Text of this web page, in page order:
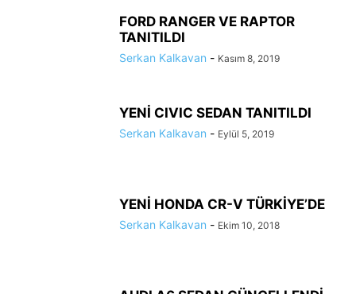
FORD RANGER VE RAPTOR
TANITILDI
Serkan Kalkavan - Kasım 8, 2019
YENİ CIVIC SEDAN TANITILDI
Serkan Kalkavan - Eylül 5, 2019
YENİ HONDA CR-V TÜRKİYE’DE
Serkan Kalkavan - Ekim 10, 2018